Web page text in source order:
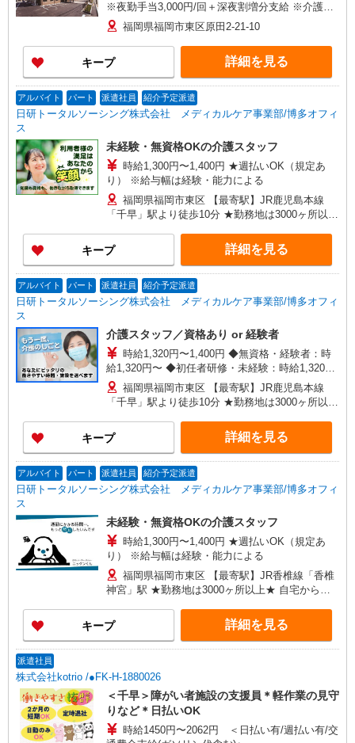
※夜勤手当3,000円/回＋深夜割増分支給 ※介護一
時金/年2回（6月・12月）
福岡県福岡市東区原田2-21-10
キープ 詳細を見る
アルバイト パート 派遣社員 紹介予定派遣
日研トータルソーシング株式会社 メディカルケア事業部/博多オフィ
ス
未経験・無資格OKの介護スタッフ
時給1,300円〜1,400円 ★週払いOK（規定あ
り） ※給与幅は経験・能力による
福岡県福岡市東区 【最寄駅】JR鹿児島本線
「千早」駅より徒歩10分 ★勤務地は3000ヶ所以上
地をお選び下さい！！
キープ 詳細を見る
アルバイト パート 派遣社員 紹介予定派遣
日研トータルソーシング株式会社 メディカルケア事業部/博多オフィ
ス
介護スタッフ／資格あり or 経験者
時給1,320円〜1,400円 ◆無資格・経験者：時
給1,320円〜 ◆初任者研修・未経験：時給1,320
円〜 ◆初任者研修・経験者：時給1,350円〜 ◆介
護福祉士：時給1,400円〜 ※経験者は3ヶ月以上 ※
給与幅は経験・能力による ★週払いOK（規定あ
り）
福岡県福岡市東区 【最寄駅】JR鹿児島本線
「千早」駅より徒歩10分 ★勤務地は3000ヶ所以上
地をお選び下さい！！
キープ 詳細を見る
アルバイト パート 派遣社員 紹介予定派遣
日研トータルソーシング株式会社 メディカルケア事業部/博多オフィ
ス
未経験・無資格OKの介護スタッフ
時給1,300円〜1,400円 ★週払いOK（規定あ
り） ※給与幅は経験・能力による
福岡県福岡市東区 【最寄駅】JR香椎線「香椎
神宮」駅 ★勤務地は3000ヶ所以上★ 自宅から通
さい！！
キープ 詳細を見る
派遣社員
株式会社kotrio /●FK-H-1880026
＜千早＞障がい者施設の支援員＊軽作業の見守
りなど＊日払いOK
時給1450円〜2062円 ＜日払い有/週払い有/交